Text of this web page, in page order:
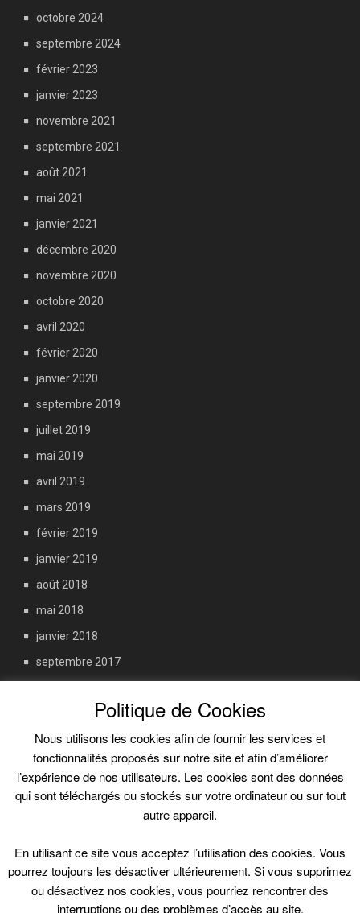
octobre 2024
septembre 2024
février 2023
janvier 2023
novembre 2021
septembre 2021
août 2021
mai 2021
janvier 2021
décembre 2020
novembre 2020
octobre 2020
avril 2020
février 2020
janvier 2020
septembre 2019
juillet 2019
mai 2019
avril 2019
mars 2019
février 2019
janvier 2019
août 2018
mai 2018
janvier 2018
septembre 2017
octobre 2016
Informations légales
Politique de cookies
Conditions générales de vente
Politique de Cookies
Nous utilisons les cookies afin de fournir les services et
fonctionnalités proposés sur notre site et afin d’améliorer
l’expérience de nos utilisateurs. Les cookies sont des données
qui sont téléchargés ou stockés sur votre ordinateur ou sur tout
autre appareil.
En utilisant ce site vous acceptez l’utilisation des cookies. Vous
pourrez toujours les désactiver ultérieurement. Si vous supprimez
ou désactivez nos cookies, vous pourriez rencontrer des
interruptions ou des problèmes d’accès au site.